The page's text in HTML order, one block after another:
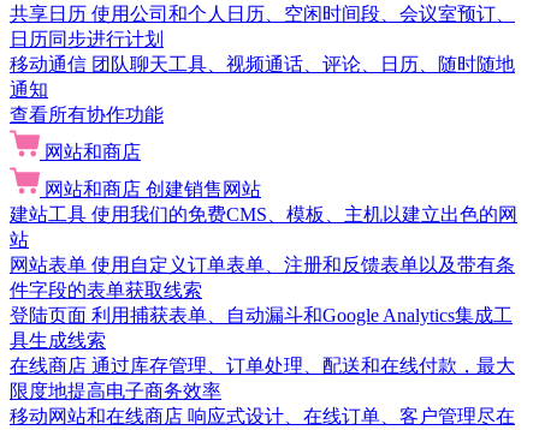
共享日历 使用公司和个人日历、空闲时间段、会议室预订、
日历同步进行计划
移动通信 团队聊天工具、视频通话、评论、日历、随时随地
通知
查看所有协作功能
网站和商店
网站和商店 创建销售网站
建站工具 使用我们的免费CMS、模板、主机以建立出色的网
站
网站表单 使用自定义订单表单、注册和反馈表单以及带有条
件字段的表单获取线索
登陆页面 利用捕获表单、自动漏斗和Google Analytics集成工
具生成线索
在线商店 通过库存管理、订单处理、配送和在线付款，最大
限度地提高电子商务效率
移动网站和在线商店 响应式设计、在线订单、客户管理尽在